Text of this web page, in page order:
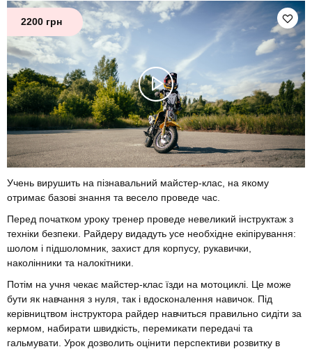
2200 грн
Учень вирушить на пізнавальний майстер-клас, на якому
отримає базові знання та весело проведе час.
Перед початком уроку тренер проведе невеликий інструктаж з
техніки безпеки. Райдеру видадуть усе необхідне екіпірування:
шолом і підшоломник, захист для корпусу, рукавички,
наколінники та налокітники.
Потім на учня чекає майстер-клас їзди на мотоциклі. Це може
бути як навчання з нуля, так і вдосконалення навичок. Під
керівництвом інструктора райдер навчиться правильно сидіти за
кермом, набирати швидкість, перемикати передачі та
гальмувати. Урок дозволить оцінити перспективи розвитку в